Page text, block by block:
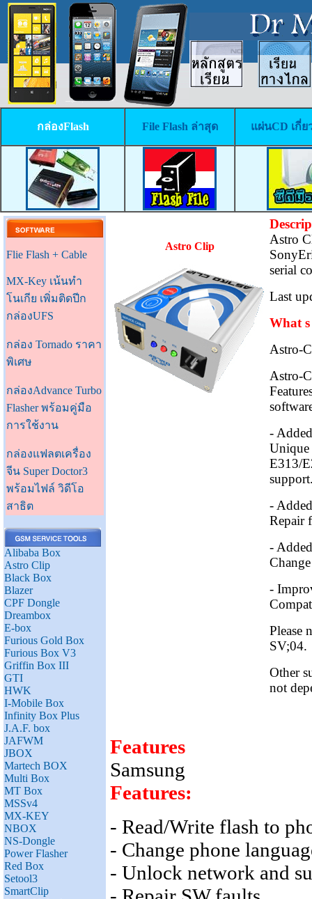
กล่องFlash File Flash ล่าสุด แผ่นCD เกี่
Flie Flash + Cable
MX-Key เน้นทำ
โนเกีย เพิ่มติดปีก
กล่องUFS
กล่อง Tornado ราคา
พิเศษ
กล่องAdvance Turbo
Flasher พร้อมคู่มือ
การใช้งาน
กล่องแฟลตเครื่อง
จีน Super Doctor3
พร้อมไฟล์ วิดีโอ
สาธิต
Alibaba Box
Astro Clip
Black Box
Blazer
CPF Dongle
Dreambox
E-box
Furious Gold Box
Furious Box V3
Griffin Box III
GTI
HWK
I-Mobile Box
Infinity Box Plus
J.A.F. box
JAFWM
JBOX
Martech BOX
Multi Box
MT Box
MSSv4
MX-KEY
NBOX
NS-Dongle
Power Flasher
Red Box
Setool3
SmartClip
Astro Clip
Astro
serial
Last
What
Astro-
Astro-
-
E313/
-
Repair
-
-
Please
SV;04.
Other
not
Features
Samsung
Features:
- Read/Write flash to
- Change phone
- Unlock network and